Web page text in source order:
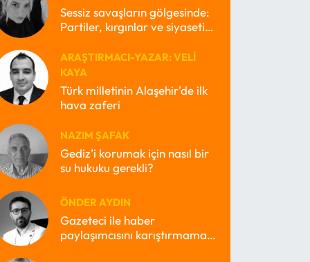
Sessiz savaşların gölgesinde:
Partiler, kırgınlar ve siyasetin
ARAŞTIRMACI-YAZAR: VELI
KAYA
Türk milletinin Alaşehir'de ilk
hava zaferi
NAZIM ŞAFAK
Gediz’i korumak için nasıl bir
su hukuku gerekli?
ÖNDER AYDIN
Gazeteci ile haber
paylaşımcısını karıştırmamak